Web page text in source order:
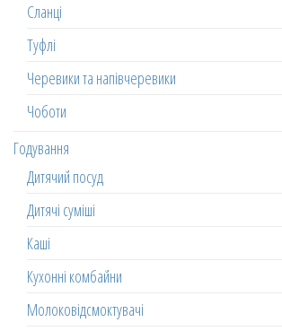
Сланці
Туфлі
Черевики та напівчеревики
Чоботи
Годування
Дитячий посуд
Дитячі суміші
Каші
Кухонні комбайни
Молоковідсмоктувачі